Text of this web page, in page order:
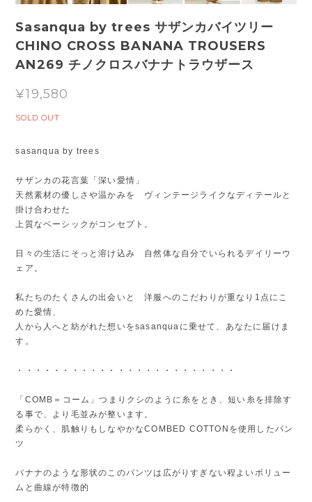
Sasanqua by trees サザンカバイツリー
CHINO CROSS BANANA TROUSERS
AN269 チノクロスバナナトラウザース
¥19,580
SOLD OUT
sasanqua by trees
サザンカの花言葉「深い愛情」
天然素材の優しさや温かみを ヴィンテージライクなディテールと
掛け合わせた
上質なベーシックがコンセプト。
日々の生活にそっと溶け込み 自然体な自分でいられるデイリーウ
ェア。
私たちのたくさんの出会いと 洋服へのこだわりが重なり1点にこ
めた愛情、
人から人へと紡がれた想いをsasanquaに乗せて、あなたに届けま
す。
・・・・・・・・・・・・・・・・・・・・・・・・
「COMB＝コーム」つまりクシのように糸をとき、短い糸を排除す
る事で、より毛並みが整います。
柔らかく、肌触りもしなやかなCOMBED COTTONを使用したパン
ツ
バナナのような形状のこのパンツは広がりすぎない程よいボリュー
ムと曲線が特徴的